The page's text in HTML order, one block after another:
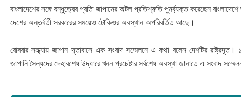
বাংলাদেশের সঙ্গে বন্ধুত্বের প্রতি জাপানের অটল প্রতিশ্রুতি পুনর্ব্যক্ত করেছেন বাংলাদেশে
দেশের অন্তর্বর্তী সরকারের সময়েও টোকিওর অবস্থান অপরিবর্তিত আছে।
রোববার সন্ধ্যায় জাপান দূতাবাসে এক সংবাদ সম্মেলনে এ কথা বলেন দেশটির
জাপানি সৈন্যদের দেহাবশেষ উদ্ধারে খনন প্রচেষ্টার সর্বশেষ অবস্থা জানাতে এ সংবাদ